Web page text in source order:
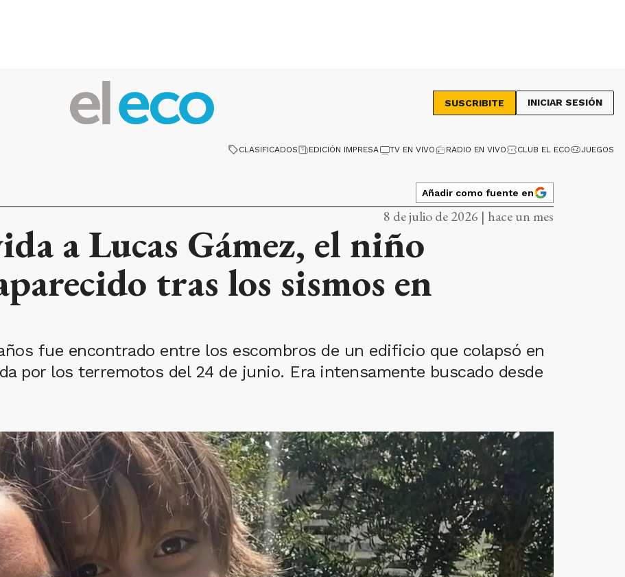
SUSCRIBITE INICIAR SESIÓN
CLASIFICADOS EDICIÓN IMPRESA TV EN VIVO RADIO EN VIVO CLUB EL ECO JUEGOS
Añadir como fuente en
8 de julio de 2026 | hace un mes
a Lucas Gámez, el niño
tras los sismos en
fue encontrado entre los escombros de un edificio que colapsó en
por los terremotos del 24 de junio. Era intensamente buscado desde